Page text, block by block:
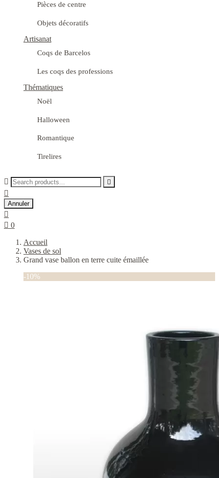
Pièces de centre
Objets décoratifs
Artisanat
Coqs de Barcelos
Les coqs des professions
Thématiques
Noël
Halloween
Romantique
Tirelires
 

Annuler

 0
Accueil
Vases de sol
Grand vase ballon en terre cuite émaillée
-10%